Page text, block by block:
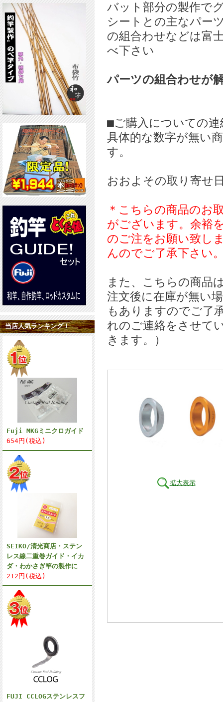
当店人気ランキング！
Fuji MKGミニクロガイド
654円(税込)
SEIKO/清光商店・ステン
レス線二重巻ガイド・イカ
ダ・わかさぎ竿の製作に
212円(税込)
FUJI CCLOGステンレスフ
バット部分の製作で
シートとの主なパー
の組合わせなどは富
べ下さい
パーツの組合わせが
■ご購入についての連
具体的な数字が無い
す。
おおよその取り寄せ
＊こちらの商品のお
がございます。余裕
のご注をお願い致し
んのでご了承下さい
また、こちらの商品
注文後に在庫が無い
もありますのでご了
れのご連絡をさせて
きます。）
拡大表示